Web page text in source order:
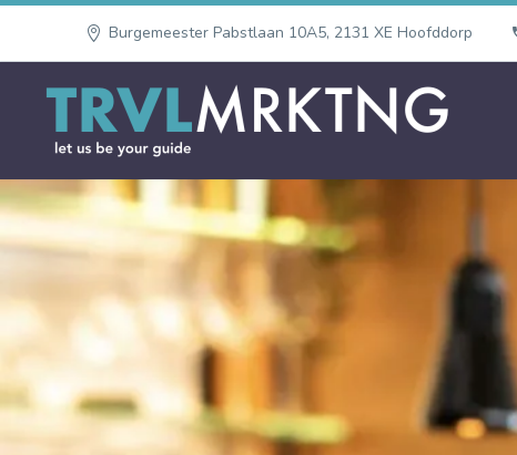
Burgemeester Pabstlaan 10A5, 2131 XE Hoofddorp